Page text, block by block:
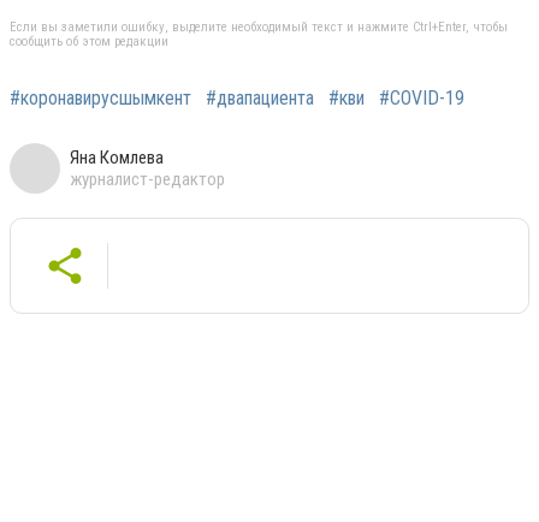
Если вы заметили ошибку, выделите необходимый текст и нажмите Ctrl+Enter, чтобы
сообщить об этом редакции
#коронавирусшымкент #двапациента #кви #COVID-19
Яна Комлева
журналист-редактор